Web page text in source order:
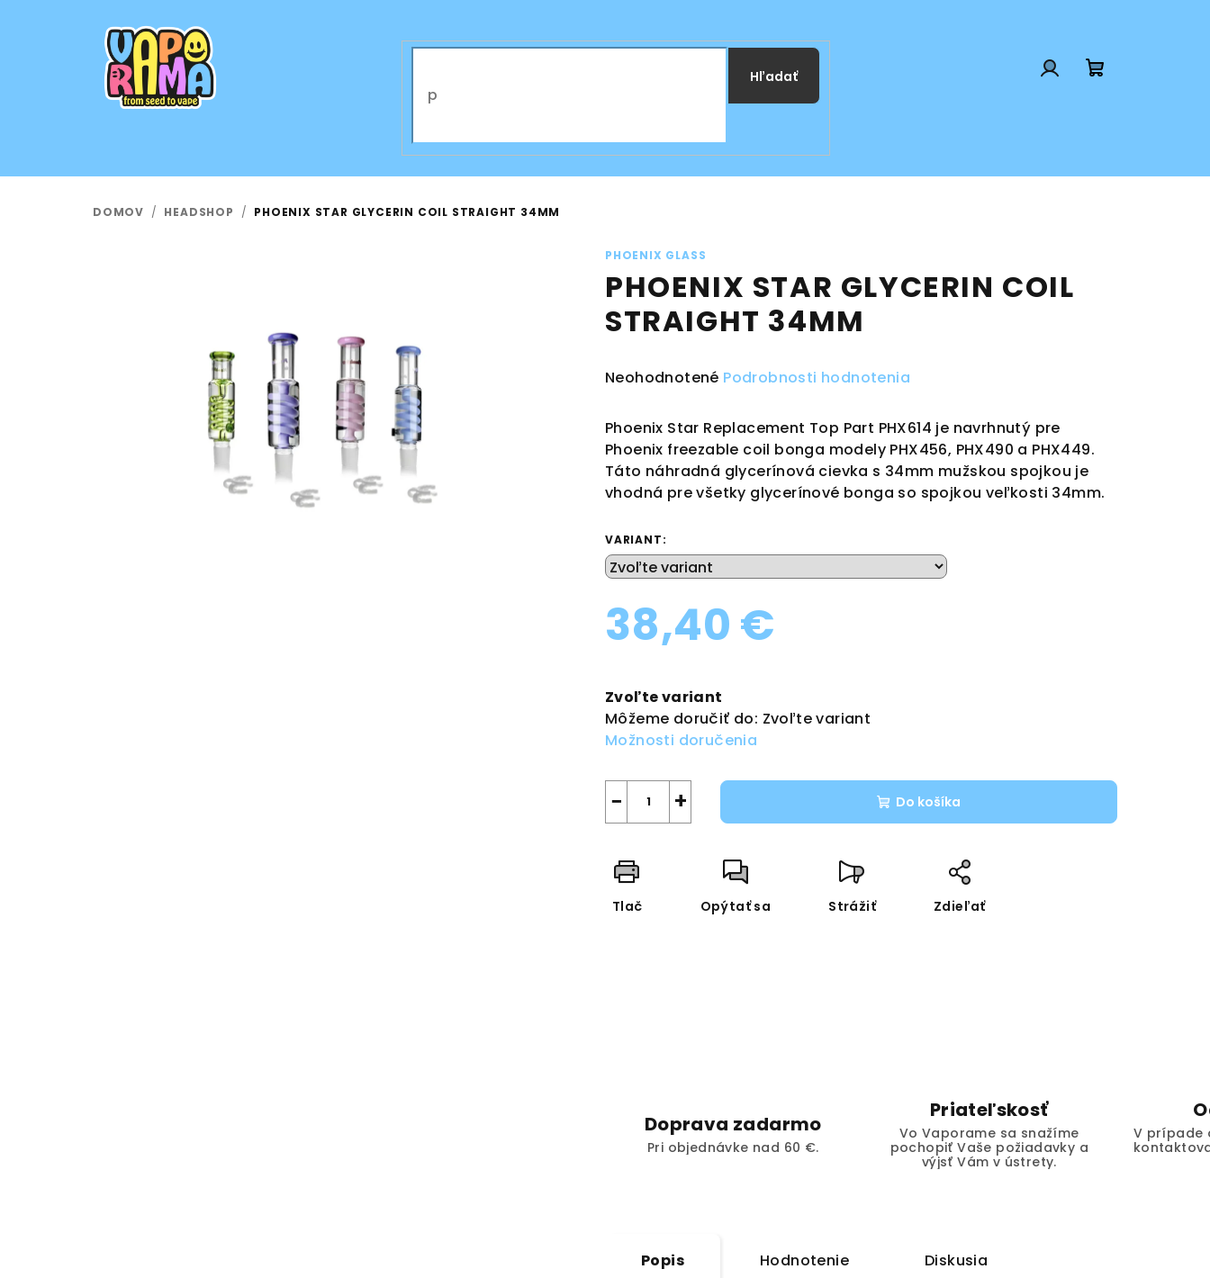
Hľadať
DOMOV / HEADSHOP / PHOENIX STAR GLYCERIN COIL STRAIGHT 34MM
PHOENIX GLASS
PHOENIX STAR GLYCERIN COIL
STRAIGHT 34MM
Priemerné
produktu
je
0,0
z
Neohodnotené Podrobnosti hodnotenia
Phoenix Star Replacement Top Part PHX614 je navrhnutý pre
Phoenix freezable coil bonga modely PHX456, PHX490 a PHX449.
Táto náhradná glycerínová cievka s 34mm mužskou spojkou je
vhodná pre všetky glycerínové bonga so spojkou veľkosti 34mm.
VARIANT:
38,40 €
cena:
Zvoľte variant
Môžeme doručiť do: Zvoľte variant
Možnosti doručenia
+
− Do košíka
Tlač Opýtať sa Strážiť Zdieľať
Doprava zadarmo
Pri objednávke nad 60 €.
Priateľskosť
Vo Vaporame sa snažíme
pochopiť Vaše požiadavky a
výjsť Vám v ústrety.
V prípade
Popis Hodnotenie Diskusia